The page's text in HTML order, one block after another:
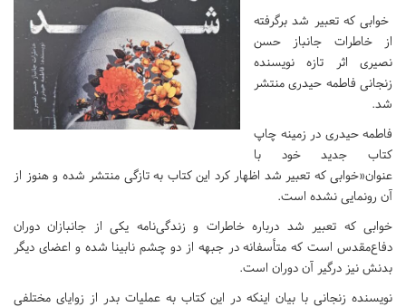
خوابی که تعبیر شد برگرفته
از خاطرات جانباز حسن
نصیری اثر تازه نویسنده
زنجانی فاطمه حیدری منتشر
شد.
فاطمه حیدری در زمینه چاپ
کتاب جدید خود با
عنوان«خوابی که تعبیر شد اظهار کرد این کتاب به تازگی منتشر شده و هنوز از
آن رونمایی نشده است.
خوابی که تعبیر شد درباره خاطرات و زندگی‌نامه یکی از جانبازان دوران
دفاع‌مقدس است که متأسفانه در جبهه از دو چشم نابینا شده و اعضای دیگر
بدنش نیز درگیر آن دوران است.
نویسنده زنجانی با بیان اینکه در این کتاب به عملیات بدر از زوایای مختلفی